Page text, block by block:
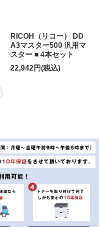
RICOH（リコー） DD
A3マスター500 汎用マ
スター ■ 4本セット
22,942円(税込)